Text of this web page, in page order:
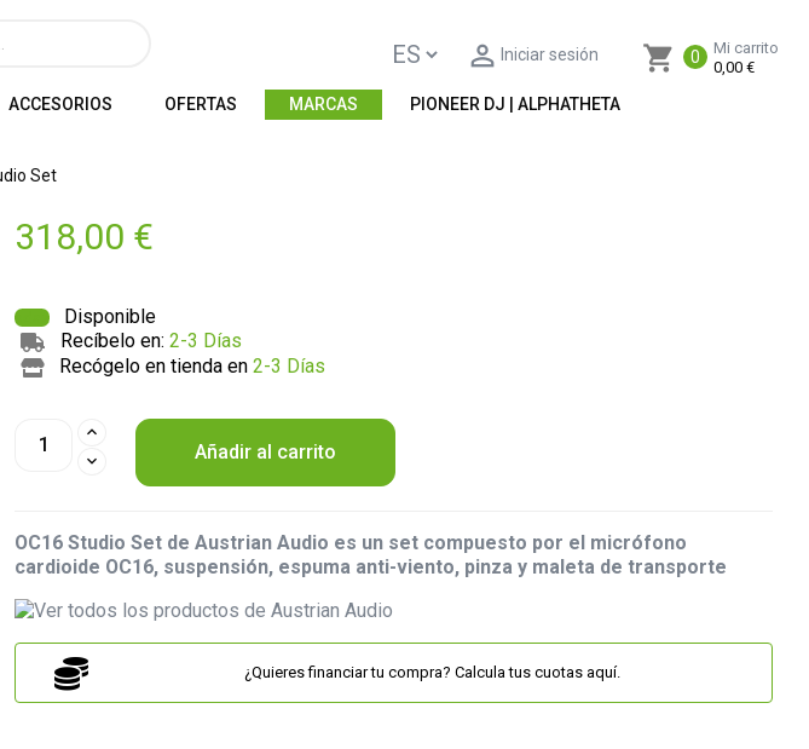
shopping_cart 0
Mi carrito
0,00 €
 Iniciar sesión
ACCESORIOS OFERTAS MARCAS PIONEER DJ | ALPHATHETA
Set
318,00 €
Disponible
Recíbelo en:2-3 Días
Recógelo en tienda en2-3 Días
Añadir al carrito
OC16 Studio Set de Austrian Audio es un set compuesto por el micrófono
cardioide OC16, suspensión, espuma anti-viento, pinza y maleta de transporte
¿Quieres financiar tu compra? Calcula tus cuotas aquí.